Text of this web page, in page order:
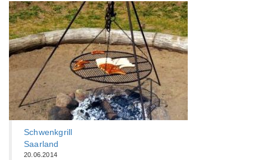
Schwenkgrill
Saarland
20.06.2014